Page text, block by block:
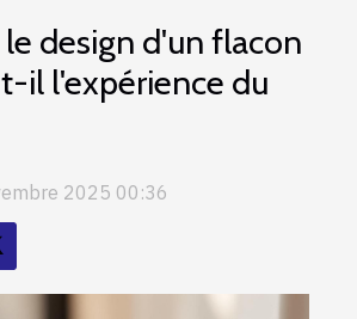
design d'un flacon
il l'expérience du
2025 00:36